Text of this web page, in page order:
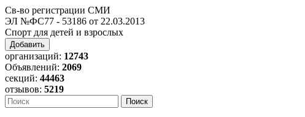
Св-во регистрации СМИ
ЭЛ №ФС77 - 53186 от 22.03.2013
Спорт для детей и взрослых
Добавить
организаций: 12743
Объявлений: 2069
секций: 44463
отзывов: 5219